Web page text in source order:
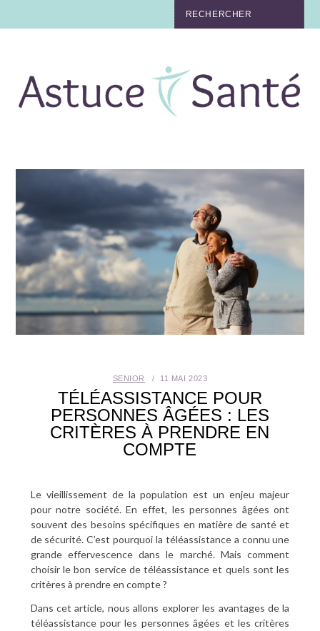
TABAC
MÉDECINE
MÉDECINE DOUCE
BIEN-ÊTRE
SANTÉ BUCCO-DENTAIRE
SENIOR
SENIOR 11 MAI 2023
TÉLÉASSISTANCE POUR
PERSONNES ÂGÉES : LES
CRITÈRES À PRENDRE EN
COMPTE
Le vieillissement de la population est un enjeu majeur
pour notre société. En effet, les personnes âgées ont
souvent des besoins spécifiques en matière de santé et
de sécurité. C’est pourquoi la téléassistance a connu une
grande effervescence dans le marché. Mais comment
choisir le bon service de téléassistance et quels sont les
critères à prendre en compte ?
Dans cet article, nous allons explorer les avantages de la
téléassistance pour les personnes âgées et les critères